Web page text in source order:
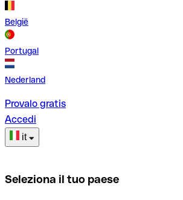
België
Portugal
Nederland
Provalo gratis
Accedi
it
Seleziona il tuo paese